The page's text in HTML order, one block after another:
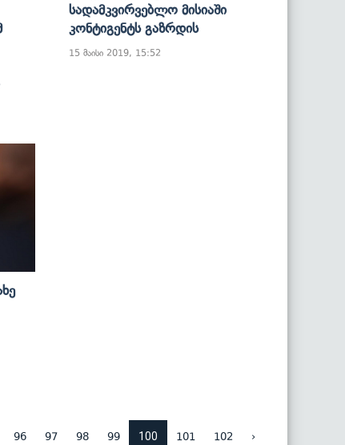
Სადამკვირვებლო Მისიაში
Კონტიგენტს Გაზრდის
15 მაისი 2019, 15:52
96 97 98 99 100 101 102 ›